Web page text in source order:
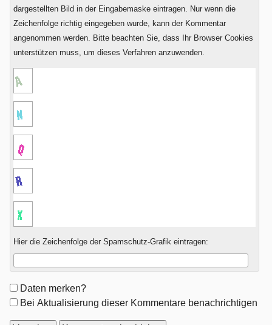
dargestellten Bild in der Eingabemaske eintragen. Nur wenn die
Zeichenfolge richtig eingegeben wurde, kann der Kommentar
angenommen werden. Bitte beachten Sie, dass Ihr Browser Cookies
unterstützen muss, um dieses Verfahren anzuwenden.
Hier die Zeichenfolge der Spamschutz-Grafik eintragen:
Formular-
Optionen
Daten merken?
Bei Aktualisierung dieser Kommentare benachrichtigen